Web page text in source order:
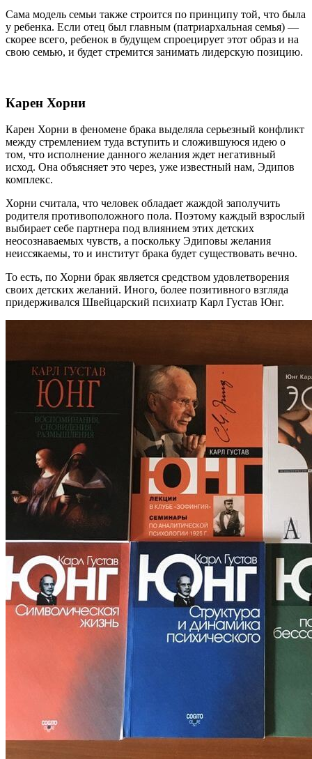
Сама модель семьи также строится по принципу той, что была
у ребенка. Если отец был главным (патриархальная семья) —
скорее всего, ребенок в будущем спроецирует этот образ и на
свою семью, и будет стремится занимать лидерскую позицию.
Карен Хорни
Карен Хорни в феномене брака выделяла серьезный конфликт
между стремлением туда вступить и сложившуюся идею о
том, что исполнение данного желания ждет негативный
исход. Она объясняет это через, уже известный нам, Эдипов
комплекс.
Хорни считала, что человек обладает жаждой заполучить
родителя противоположного пола. Поэтому каждый взрослый
выбирает себе партнера под влиянием этих детских
неосознаваемых чувств, а поскольку Эдиповы желания
неиссякаемы, то и институт брака будет существовать вечно.
То есть, по Хорни брак является средством удовлетворения
своих детских желаний. Иного, более позитивного взгляда
придерживался Швейцарский психиатр Карл Густав Юнг.